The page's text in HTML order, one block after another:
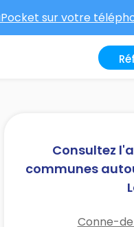
sur votre
Consultez
communes
Conne-